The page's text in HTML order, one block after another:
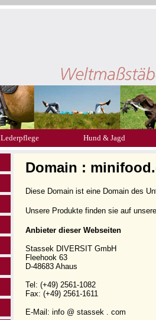
Lederpflege Hund & Jagd
Domain :
Diese Domain ist eine Domain des
Unsere Produkte finden sie auf
Anbieter dieser Webseiten
Stassek DIVERSIT GmbH
Fleehook 63
D-48683 Ahaus
Tel: (+49) 2561-1082
Fax: (+49) 2561-1611
E-Mail: info @ stassek . com